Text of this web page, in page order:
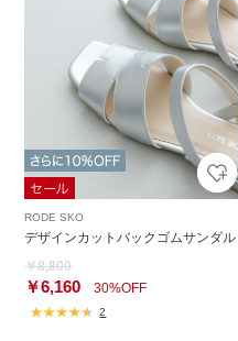
RODE SKO
デザインカットバックゴムサンダル
￥8,800
￥6,160 30%OFF
2